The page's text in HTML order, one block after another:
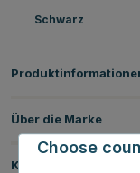
Schwarz
Über die Marke
Kundenbewertungen
Choose